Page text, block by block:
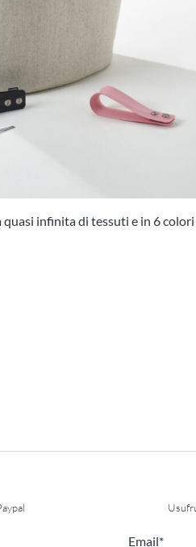
infinita di tessuti e in 6
Email*